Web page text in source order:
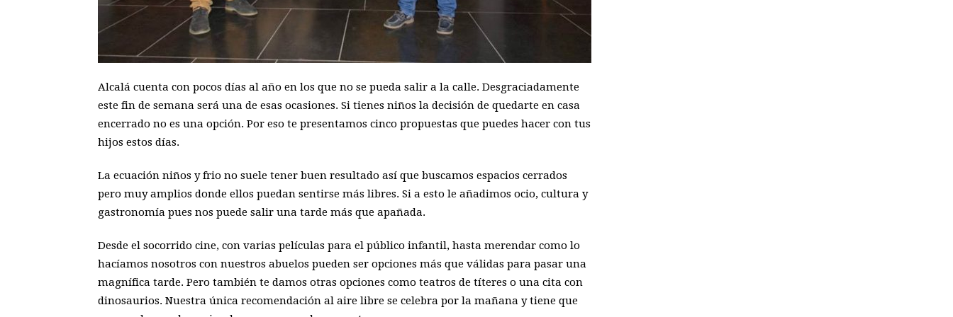
Alcalá cuenta con pocos días al año en los que no se pueda salir a la calle. Desgraciadamente
este fin de semana será una de esas ocasiones. Si tienes niños la decisión de quedarte en casa
encerrado no es una opción. Por eso te presentamos cinco propuestas que puedes hacer con tus
hijos estos días.
La ecuación niños y frio no suele tener buen resultado así que buscamos espacios cerrados
pero muy amplios donde ellos puedan sentirse más libres. Si a esto le añadimos ocio, cultura y
gastronomía pues nos puede salir una tarde más que apañada.
Desde el socorrido cine, con varias películas para el público infantil, hasta merendar como lo
hacíamos nosotros con nuestros abuelos pueden ser opciones más que válidas para pasar una
magnífica tarde. Pero también te damos otras opciones como teatros de títeres o una cita con
dinosaurios. Nuestra única recomendación al aire libre se celebra por la mañana y tiene que